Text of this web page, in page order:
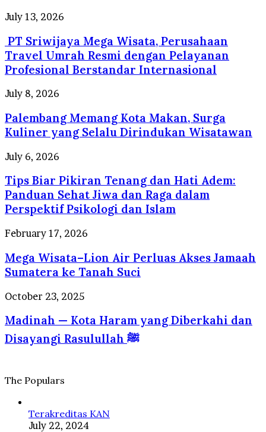
PT
Mega
Wisata,
Perusahaan
Travel
Umrah
Resmi
dengan
Pelayanan
Profesional
Internasional
July 13, 2026
PT Sriwijaya Mega Wisata, Perusahaan
Travel Umrah Resmi dengan Pelayanan
Profesional Berstandar Internasional
Palembang
Kota
Makan,
Surga
Kuliner
yang
Selalu
Dirindukan
Wisatawan
July 8, 2026
Palembang Memang Kota Makan, Surga
Kuliner yang Selalu Dirindukan Wisatawan
Tips
Pikiran
Tenang
dan
Hati
Adem:
Panduan
Sehat
Jiwa
dan
dalam
Psikologi
dan
Islam
July 6, 2026
Tips Biar Pikiran Tenang dan Hati Adem:
Panduan Sehat Jiwa dan Raga dalam
Perspektif Psikologi dan Islam
Mega
Lion
Air
Perluas
Akses
Sumatera
ke
Tanah
February 17, 2026
Mega Wisata–Lion Air Perluas Akses Jamaah
Sumatera ke Tanah Suci
Madinah
Kota
Haram
yang
Disayangi
October 23, 2025
Madinah — Kota Haram yang Diberkahi dan
Disayangi Rasulullah ﷺ
The Populars
Terakreditas KAN
July 22, 2024